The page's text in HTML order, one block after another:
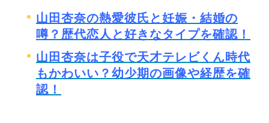
山田杏奈の熱愛彼氏と妊娠・結婚の
噂？歴代恋人と好きなタイプを確認！
山田杏奈は子役で天才テレビくん時代
もかわいい？幼少期の画像や経歴を確
認！